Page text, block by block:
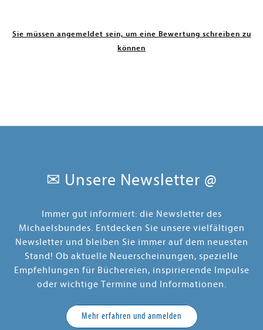
Sie müssen angemeldet sein, um eine Bewertung schreiben zu
können
✉ Unsere Newsletter @
Immer gut informiert: die Newsletter des
Michaelsbundes. Entdecken Sie unsere vielfältigen
Newsletter und bleiben Sie immer auf dem neuesten
Stand! Ob aktuelle Neuerscheinungen, spezielle
Empfehlungen für Büchereien, inspirierende Impulse
oder wichtige Termine und Informationen.
Mehr erfahren und anmelden